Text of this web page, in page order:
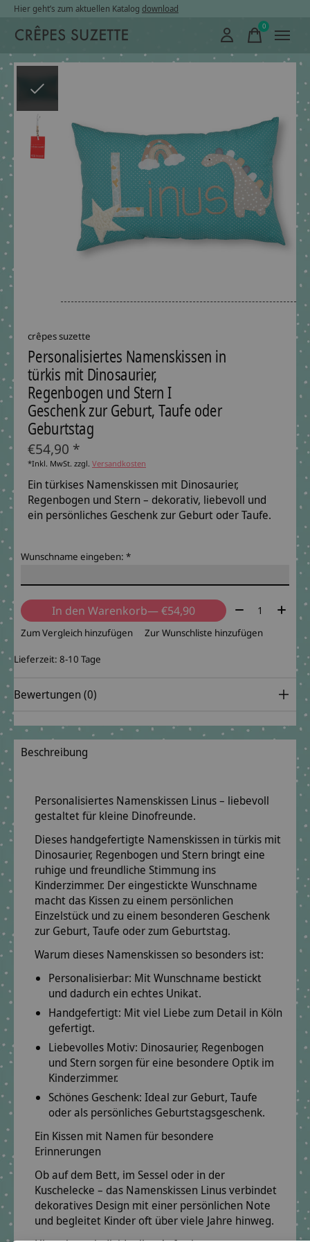
Hier geht’s zum aktuellen Katalog download
0items
crêpes suzette
Personalisiertes Namenskissen in
türkis mit Dinosaurier,
Regenbogen und Stern I
Geschenk zur Geburt, Taufe oder
Geburtstag
€54,90 *
*Inkl. MwSt. zzgl. Versandkosten
Ein türkises Namenskissen mit Dinosaurier,
Regenbogen und Stern – dekorativ, liebevoll und
ein persönliches Geschenk zur Geburt oder Taufe.
Wunschname eingeben: *
In den Warenkorb — €54,90 Menge:
Zum Vergleich hinzufügen Zur Wunschliste hinzufügen
Lieferzeit: 8-10 Tage
Bewertungen (0)
Beschreibung
Personalisiertes Namenskissen Linus – liebevoll
gestaltet für kleine Dinofreunde.
Dieses handgefertigte Namenskissen in türkis mit
Dinosaurier, Regenbogen und Stern bringt eine
ruhige und freundliche Stimmung ins
Kinderzimmer. Der eingestickte Wunschname
macht das Kissen zu einem persönlichen
Einzelstück und zu einem besonderen Geschenk
zur Geburt, Taufe oder zum Geburtstag.
Warum dieses Namenskissen so besonders ist:
Personalisierbar: Mit Wunschname bestickt
und dadurch ein echtes Unikat.
Handgefertigt: Mit viel Liebe zum Detail in Köln
gefertigt.
Liebevolles Motiv: Dinosaurier, Regenbogen
und Stern sorgen für eine besondere Optik im
Kinderzimmer.
Schönes Geschenk: Ideal zur Geburt, Taufe
oder als persönliches Geburtstagsgeschenk.
Ein Kissen mit Namen für besondere
Erinnerungen
Ob auf dem Bett, im Sessel oder in der
Kuschelecke – das Namenskissen Linus verbindet
dekoratives Design mit einer persönlichen Note
und begleitet Kinder oft über viele Jahre hinweg.